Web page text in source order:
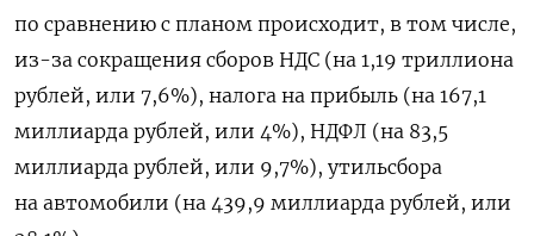
по сравнению с планом происходит, в том числе,
из-за сокращения сборов НДС (на 1,19 триллиона
рублей, или 7,6%), налога на прибыль (на 167,1
миллиарда рублей, или 4%), НДФЛ (на 83,5
миллиарда рублей, или 9,7%), утильсбора
на автомобили (на 439,9 миллиарда рублей, или